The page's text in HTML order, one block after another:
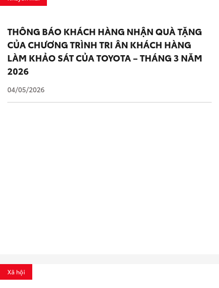
THÔNG BÁO KHÁCH HÀNG NHẬN QUÀ TẶNG
CỦA CHƯƠNG TRÌNH TRI ÂN KHÁCH HÀNG
LÀM KHẢO SÁT CỦA TOYOTA – THÁNG 3 NĂM
2026
04/05/2026
Xã hội